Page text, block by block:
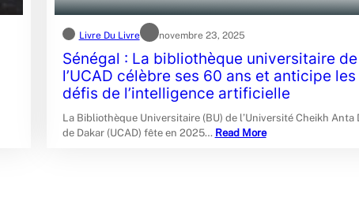
Livre Du Livre novembre 23, 2025
Sénégal : La bibliothèque universitaire de
l’UCAD célèbre ses 60 ans et anticipe les
défis de l’intelligence artificielle
La Bibliothèque Universitaire (BU) de l’Université Cheikh Anta
de Dakar (UCAD) fête en 2025… Read More